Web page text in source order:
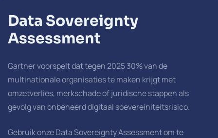
Data Sovereignty
Assessment
Gartner voorspelt dat tegen 2025 30% van de
multinationale organisaties te maken krijgt met
omzetverlies, merkschade of juridische stappen als
gevolg van onbeheerddigitaal soevereiniteitsrisico.
Gebruik onze Data Sovereignty Assessment om te